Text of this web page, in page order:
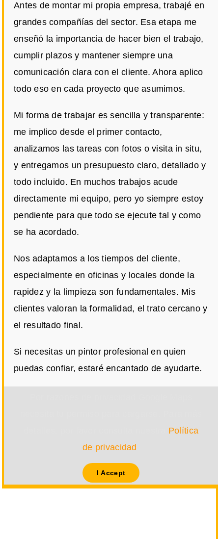
Antes de montar mi propia empresa, trabajé en
grandes compañías del sector. Esa etapa me
enseñó la importancia de hacer bien el trabajo,
cumplir plazos y mantener siempre una
comunicación clara con el cliente. Ahora aplico
todo eso en cada proyecto que asumimos.
Mi forma de trabajar es sencilla y transparente:
me implico desde el primer contacto,
analizamos las tareas con fotos o visita in situ,
y entregamos un presupuesto claro, detallado y
todo incluido. En muchos trabajos acude
directamente mi equipo, pero yo siempre estoy
pendiente para que todo se ejecute tal y como
se ha acordado.
Nos adaptamos a los tiempos del cliente,
especialmente en oficinas y locales donde la
rapidez y la limpieza son fundamentales. Mis
clientes valoran la formalidad, el trato cercano y
el resultado final.
Si necesitas un pintor profesional en quien
puedas confiar, estaré encantado de ayudarte.
Política
de privacidad
I Accept